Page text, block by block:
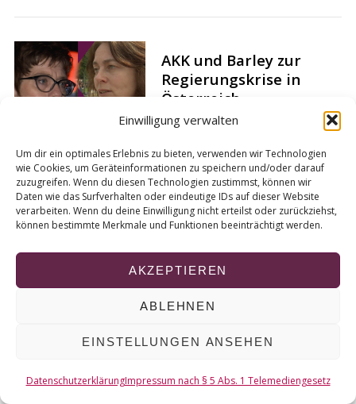
Einwilligung verwalten
Um dir ein optimales Erlebnis zu bieten, verwenden wir Technologien
wie Cookies, um Geräteinformationen zu speichern und/oder darauf
zuzugreifen. Wenn du diesen Technologien zustimmst, können wir
Daten wie das Surfverhalten oder eindeutige IDs auf dieser Website
verarbeiten. Wenn du deine Einwilligung nicht erteilst oder zurückziehst,
können bestimmte Merkmale und Funktionen beeinträchtigt werden.
AKZEPTIEREN
ABLEHNEN
EINSTELLUNGEN ANSEHEN
DatenschutzerklärungImpressum nach § 5 Abs. 1 Telemediengesetz
AKK und Barley zur
Regierungskrise in
Österreich
Von Christopher Deppe
© 2026 KURT
NACH OBEN
e
r
c
h